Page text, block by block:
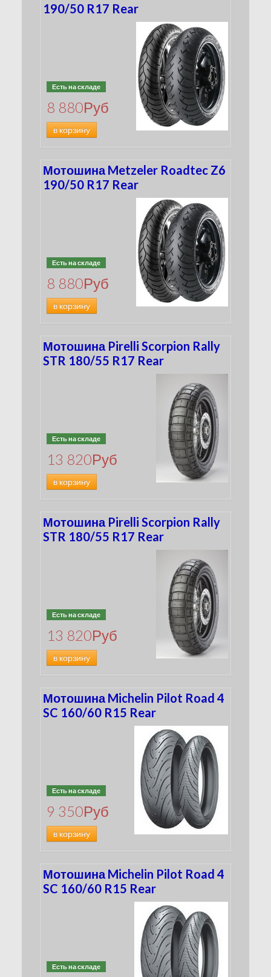
190/50 R17 Rear
Есть на складе
8 880Руб
в корзину
Мотошина Metzeler Roadtec Z6
190/50 R17 Rear
Есть на складе
8 880Руб
в корзину
Мотошина Pirelli Scorpion Rally
STR 180/55 R17 Rear
Есть на складе
13 820Руб
в корзину
Мотошина Pirelli Scorpion Rally
STR 180/55 R17 Rear
Есть на складе
13 820Руб
в корзину
Мотошина Michelin Pilot Road 4
SC 160/60 R15 Rear
Есть на складе
9 350Руб
в корзину
Мотошина Michelin Pilot Road 4
SC 160/60 R15 Rear
Есть на складе